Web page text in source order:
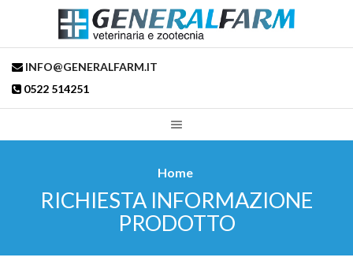
INFO@GENERALFARM.IT
0522 514251
Home
RICHIESTA INFORMAZIONE
PRODOTTO